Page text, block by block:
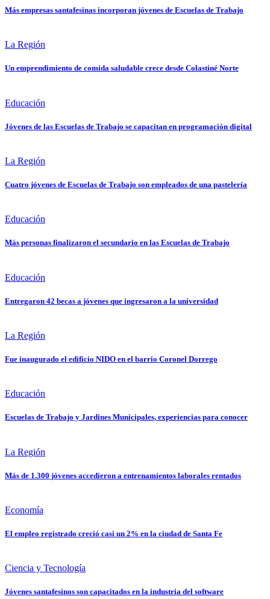
Más empresas santafesinas incorporan jóvenes de Escuelas de Trabajo
La Región
Un emprendimiento de comida saludable crece desde Colastiné Norte
Educación
Jóvenes de las Escuelas de Trabajo se capacitan en programación digital
La Región
Cuatro jóvenes de Escuelas de Trabajo son empleados de una pastelería
Educación
Más personas finalizaron el secundario en las Escuelas de Trabajo
Educación
Entregaron 42 becas a jóvenes que ingresaron a la universidad
La Región
Fue inaugurado el edificio NIDO en el barrio Coronel Dorrego
Educación
Escuelas de Trabajo y Jardines Municipales, experiencias para conocer
La Región
Más de 1.300 jóvenes accedieron a entrenamientos laborales rentados
Economía
El empleo registrado creció casi un 2% en la ciudad de Santa Fe
Ciencia y Tecnología
Jóvenes santafesinos son capacitados en la industria del software